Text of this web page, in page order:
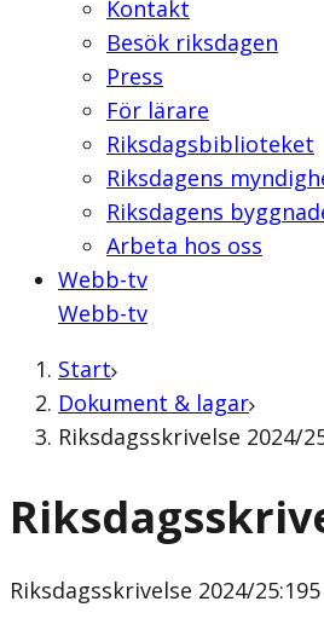
Kontakt
Besök riksdagen
Press
För lärare
Riksdagsbiblioteket
Riksdagens
Riksdagens
Arbeta hos oss
Webb-tv
Webb-tv
Start
Dokument & lagar
Riksdagsskrivelse 2024/
Riksdagsskrivelse 2024/25:195